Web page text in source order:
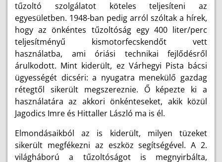
tűzoltó szolgálatot köteles teljesíteni az
egyesületben. 1948-ban pedig arról szóltak a hírek,
hogy az önkéntes tűzoltóság egy 400 liter/perc
teljesítményű kismotorfecskendőt vett
használatba, ami óriási technikai fejlődésről
árulkodott. Mint kiderült, ez Várhegyi Pista bácsi
ügyességét dicséri: a nyugatra menekülő gazdag
rétegtől sikerült megszereznie. Ő képezte ki a
használatára az akkori önkénteseket, akik közül
Jagodics Imre és Hittaller László ma is él.
Elmondásaikból az is kiderült, milyen tüzeket
sikerült megfékezni az eszköz segítségével. A 2.
világháború a tűzoltóságot is megnyirbálta,